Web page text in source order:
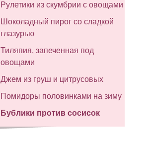
Рулетики из скумбрии с овощами
Шоколадный пирог со сладкой
глазурью
Тиляпия, запеченная под
овощами
Джем из груш и цитрусовых
Помидоры половинками на зиму
Бублики против сосисок